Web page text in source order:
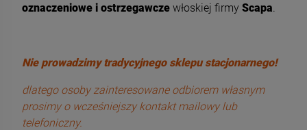
oznaczeniowe i ostrzegawcze włoskiej firmy Scapa
Nie prowadzimy tradycyjnego sklepu stacjonarnego!
dlatego osoby zainteresowane odbiorem własnym
prosimy o wcześniejszy kontakt mailowy lub
telefoniczny.